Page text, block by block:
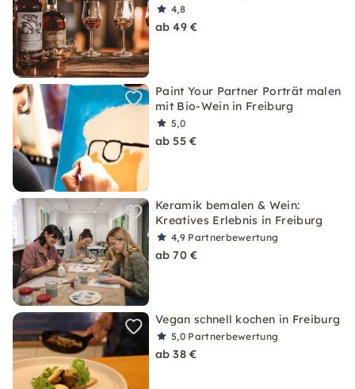
4,8
ab 49 €
Paint Your Partner Porträt malen
mit Bio-Wein in Freiburg
5,0
ab 55 €
Keramik bemalen & Wein:
Kreatives Erlebnis in Freiburg
4,9 Partnerbewertung
ab 70 €
Vegan schnell kochen in Freiburg
5,0 Partnerbewertung
ab 38 €